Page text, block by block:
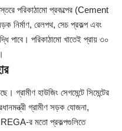
পরিকাঠামো প্রকল্পের (Cement
নির্মাণ, রেলপথ, সেচ প্রকল্প এবং
পাবে। পরিকাঠামো খাতেই প্রায় ৩০
গ্রামীণ হাউজিং সেগমেন্টে সিমেন্টের
গ্রামীণ সড়ক যোজনা,
র মতো প্রকল্পগুলিতে